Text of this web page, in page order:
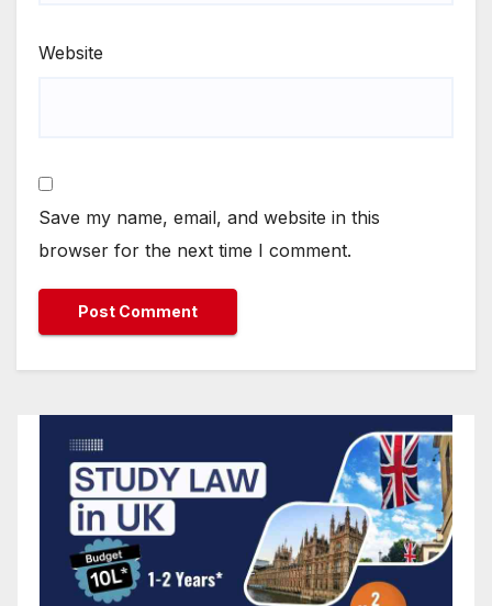
Website
Save my name, email, and website in this
browser for the next time I comment.